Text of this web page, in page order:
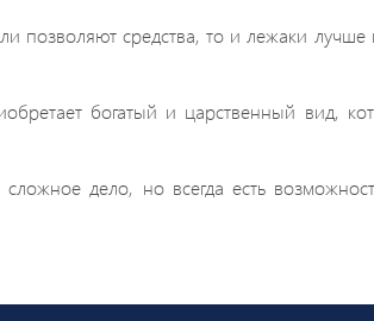
позволяют средства, то и лежаки лучше
богатый и царственный вид,
дело, но всегда есть